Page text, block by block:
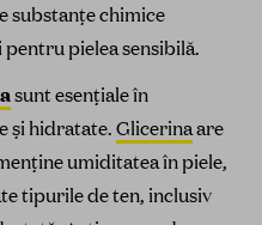
substanțe chimice
pielea sensibilă.
sunt esențiale în
și hidratate. Glicerinaare
umiditatea în piele,
tipurile de ten, inclusiv